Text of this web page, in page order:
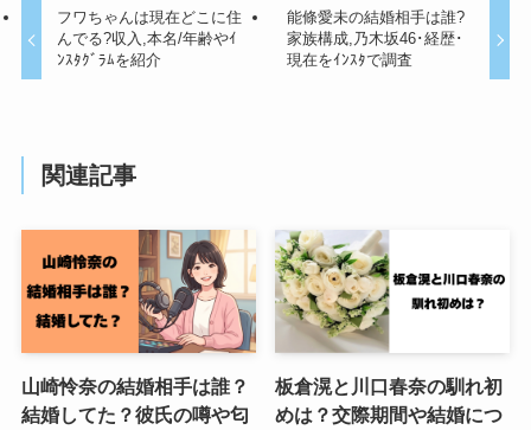
フワちゃんは現在どこに住
んでる?収入,本名/年齢やｲ
ﾝｽﾀｸﾞﾗﾑを紹介
能條愛未の結婚相手は誰?
家族構成,乃木坂46･経歴･
現在をｲﾝｽﾀで調査
関連記事
山崎怜奈の結婚相手は誰？
結婚してた？彼氏の噂や匂
板倉滉と川口春奈の馴れ初
めは？交際期間や結婚につ